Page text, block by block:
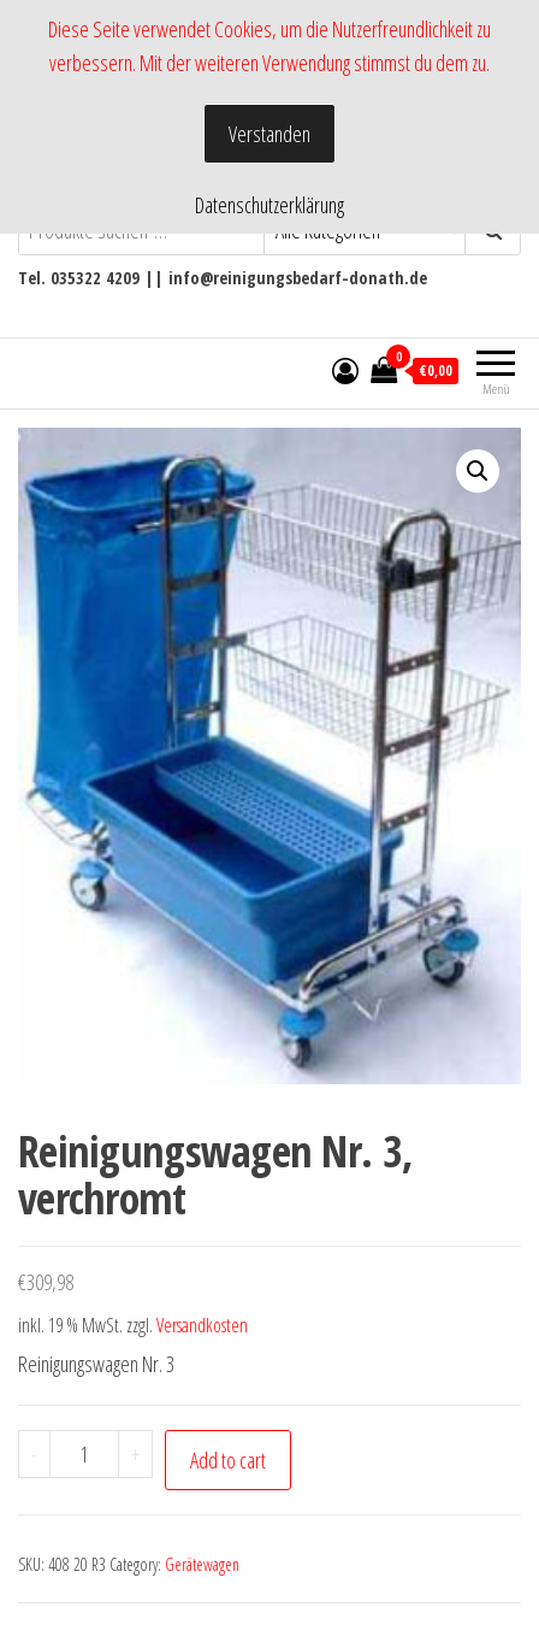
-Shop RmH-
Versand von Pflege- und
Reinigungsmittel
Tel. 035322 4209 || info@reinigungsbedarf-donath.de
Menü
0
€0,00
Reinigungswagen Nr. 3,
verchromt
€309,98
inkl. 19 % MwSt. zzgl.Versandkosten
Reinigungswagen Nr. 3
-
Reinigungswagen
Nr.
+ Add to cart
SKU: 408 20 R3 Category: Gerätewagen
Diese Seite verwendet Cookies, um die Nutzerfreundlichkeit zu
verbessern. Mit der weiteren Verwendung stimmst du dem zu.
Verstanden
Datenschutzerklärung